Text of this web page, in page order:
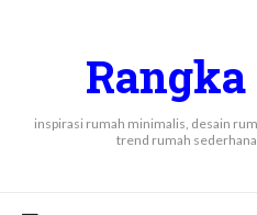
inspirasi rumah minimalis, desain
trend rumah